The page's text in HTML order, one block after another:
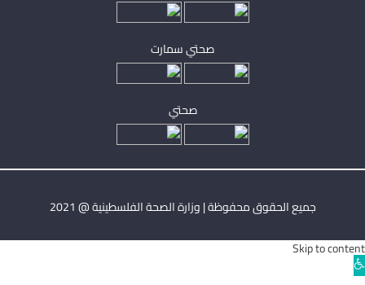
صحتي سمارت
صحتي
جميع الحقوق محفوظة | وزارة الصحة الفلسطينية @ 2021
Skip to content
Open